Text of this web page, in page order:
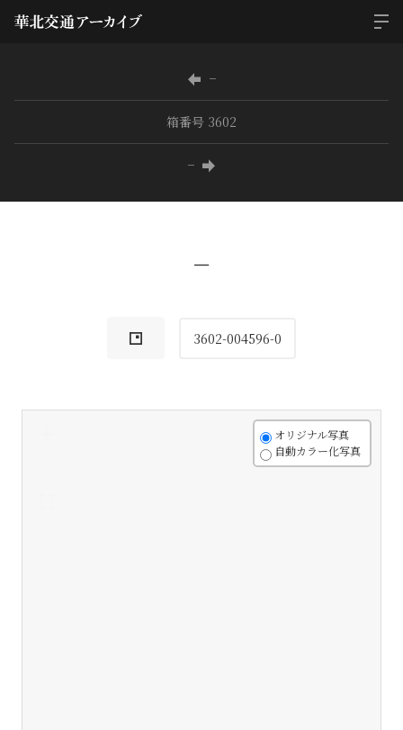
−
箱番号 3602
−
−
3602-004596-0
オリジナル写真
自動カラー化写真